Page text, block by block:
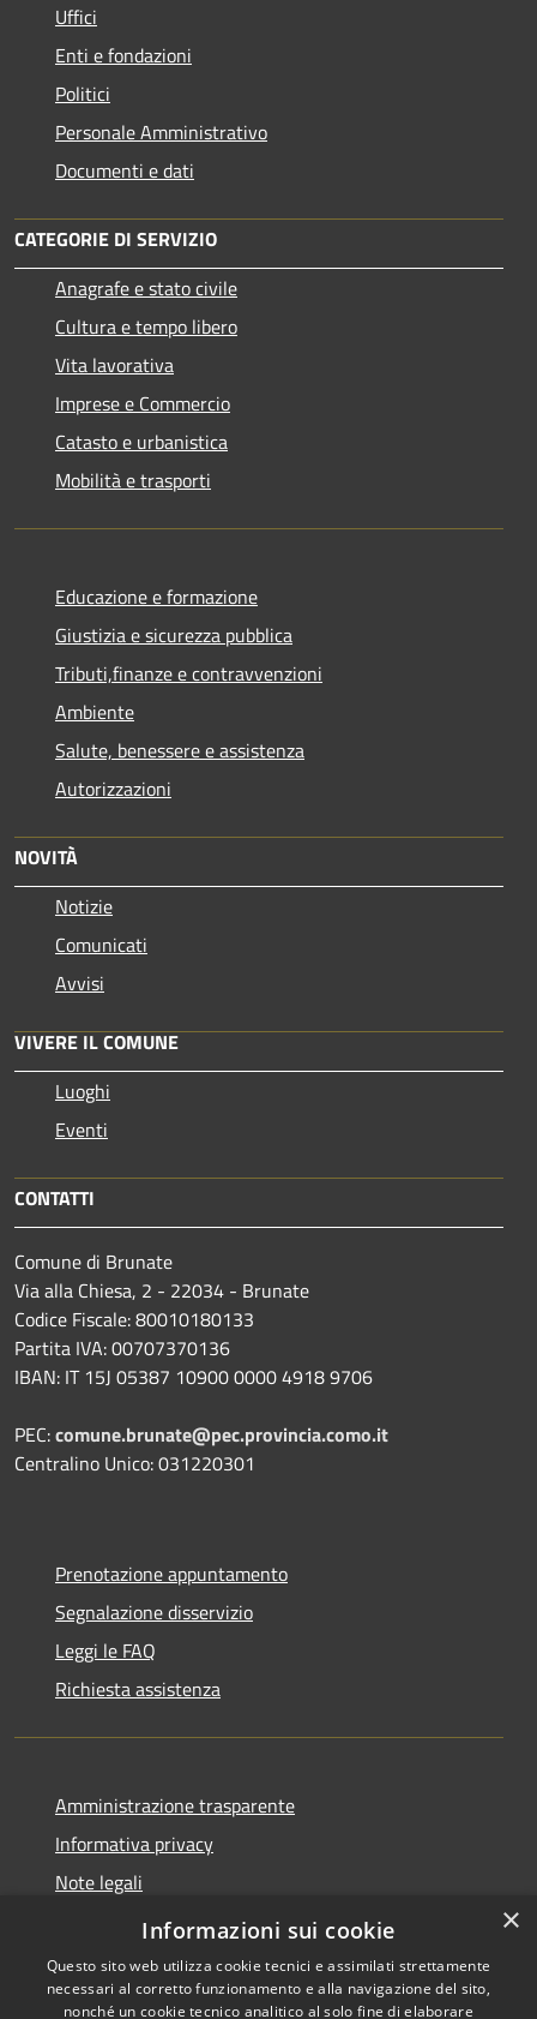
Uffici
Enti e fondazioni
Politici
Personale Amministrativo
Documenti e dati
CATEGORIE DI SERVIZIO
Anagrafe e stato civile
Cultura e tempo libero
Vita lavorativa
Imprese e Commercio
Catasto e urbanistica
Mobilità e trasporti
Educazione e formazione
Giustizia e sicurezza pubblica
Tributi,finanze e contravvenzioni
Ambiente
Salute, benessere e assistenza
Autorizzazioni
NOVITÀ
Notizie
Comunicati
Avvisi
VIVERE IL COMUNE
Luoghi
Eventi
CONTATTI
Comune di Brunate
Via alla Chiesa, 2 - 22034 - Brunate
Codice Fiscale: 80010180133
Partita IVA: 00707370136
IBAN: IT 15J 05387 10900 0000 4918 9706
PEC:comune.brunate@pec.provincia.como.it
Centralino Unico: 031220301
Prenotazione appuntamento
Segnalazione disservizio
Leggi le FAQ
Richiesta assistenza
Amministrazione trasparente
Informativa privacy
Note legali
Dichiarazione di accessibilità
×
Informazioni sui cookie
Questo sito web utilizza cookie tecnici e assimilati strettamente
necessari al corretto funzionamento e alla navigazione del sito,
nonché un cookie tecnico analitico al solo fine di elaborare